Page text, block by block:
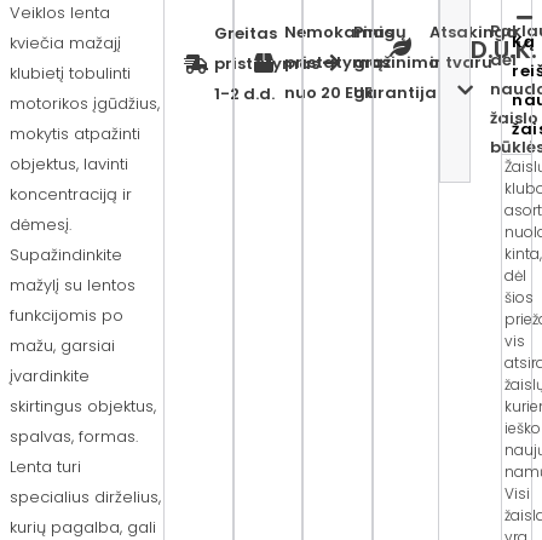
Veiklos lenta
kviečia mažajį
klubietį tobulinti
motorikos įgūdžius,
mokytis atpažinti
objektus, lavinti
koncentraciją ir
dėmesį.
Supažindinkite
mažylį su lentos
funkcijomis po
mažu, garsiai
įvardinkite
skirtingus objektus,
spalvas, formas.
Lenta turi
specialius dirželius,
kurių pagalba, gali
Greitas
pristatymas
1-2 d.d.
Nemokamas
pristatymas
nuo 20 EUR
Pinigų
grąžinimo
garantija
Atsakinga
ir tvarudėl
žaislo
D.U.K.
Ką
kinta,
dėl
šios
vis
Visi